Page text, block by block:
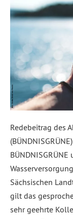
Redebeitrag des
Sächsischen
gilt das
sehr geehrte